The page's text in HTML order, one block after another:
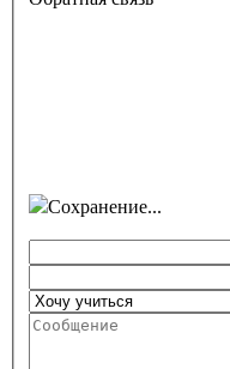
Сохранение...